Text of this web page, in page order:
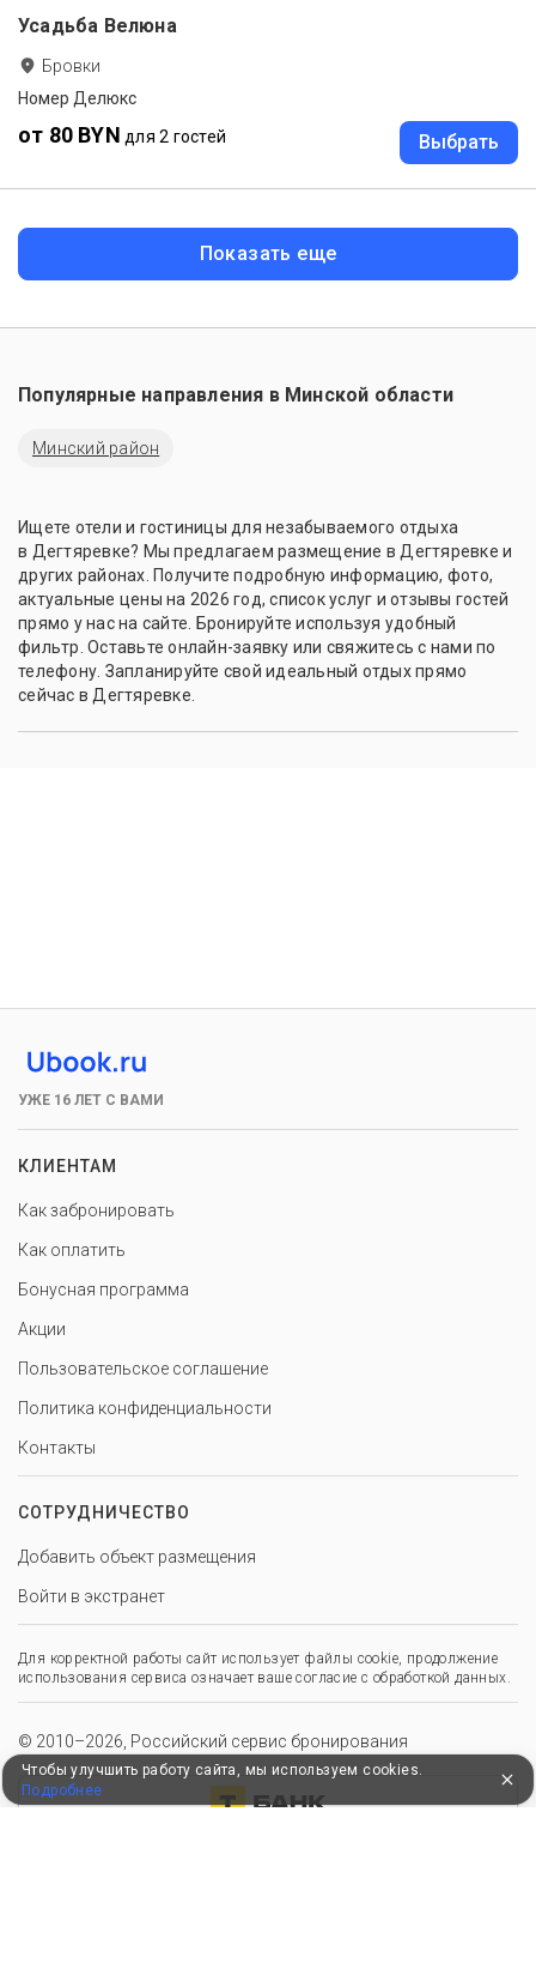
Усадьба Велюна
Бровки
Номер Делюкс
от 80 BYN для 2 гостей Выбрать
Показать еще
Популярные направления в Минской области
Минский район
Ищете отели и гостиницы для незабываемого отдыха
в Дегтяревке? Мы предлагаем размещение в Дегтяревке и
других районах. Получите подробную информацию, фото,
актуальные цены на 2026 год, список услуг и отзывы гостей
прямо у нас на сайте. Бронируйте используя удобный
фильтр. Оставьте онлайн-заявку или свяжитесь с нами по
телефону. Запланируйте свой идеальный отдых прямо
сейчас в Дегтяревке.
УЖЕ 16 ЛЕТ С ВАМИ
КЛИЕНТАМ
Как забронировать
Как оплатить
Бонусная программа
Акции
Пользовательское соглашение
Политика конфиденциальности
Контакты
СОТРУДНИЧЕСТВО
Добавить объект размещения
Войти в экстранет
Для корректной работы сайт использует файлы cookie, продолжение
использования сервиса означает ваше согласие с обработкой данных.
© 2010–2026, Российский сервис бронирования
Чтобы улучшить работу сайта, мы используем cookies.
Подробнее